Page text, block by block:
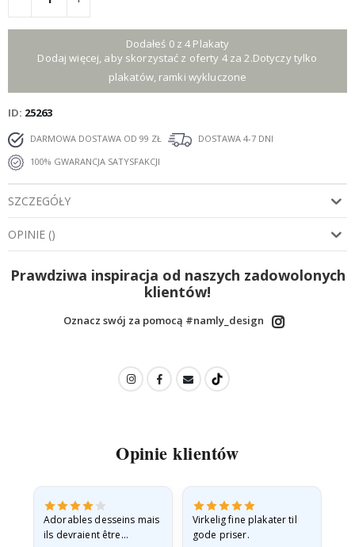
Dodałeś 0 z 4 Plakaty
Dodaj więcej, aby skorzystać z oferty 4 za 2.Dotyczy tylko
plakatów, ramki wykluczone
ID 25263
DARMOWA DOSTAWA OD 99 ZŁ
DOSTAWA 4-7 DNI
100% GWARANCJA SATYSFAKCJI
SZCZEGÓŁY
OPINIE ()
Prawdziwa inspiracja od naszych zadowolonych
klientów!
Oznacz swój za pomocą #namly_design
Opinie klientów
Adorables desseins mais
ils devraient être
Virkelig fine plakater til
gode priser.